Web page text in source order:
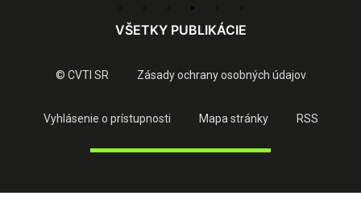
VŠETKY PUBLIKÁCIE
© CVTI SR Zásady ochrany osobných údajov
Vyhlásenie o prístupnosti Mapa stránky RSS